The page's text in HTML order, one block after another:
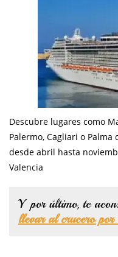
Descubre lugares como
Palermo, Cagliari o
desde abril hasta
Valencia
Y por último, te
llevar al crucero